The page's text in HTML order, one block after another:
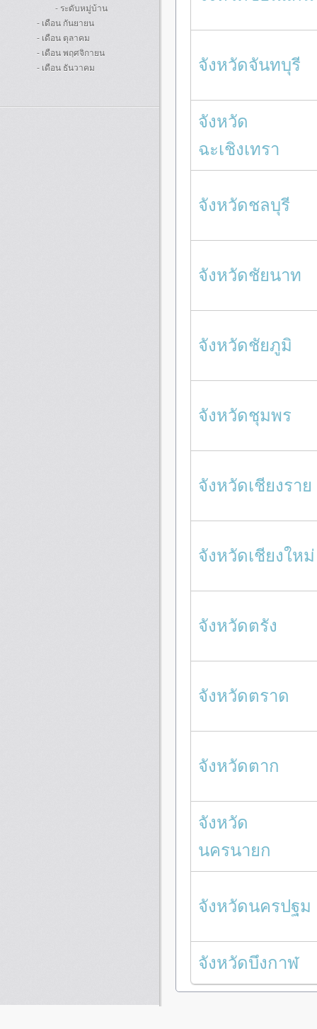
- ระดับหมู่บ้าน
- เดือน กันยายน
- เดือน ตุลาคม
- เดือน พฤศจิกายน
- เดือน ธันวาคม
จังหวัดจันทบุรี
จังหวัด
ฉะเชิงเทรา
จังหวัดชลบุรี
จังหวัดชัยนาท
จังหวัดชัยภูมิ
จังหวัดชุมพร
จังหวัดเชียงราย
จังหวัดเชียงใหม่
จังหวัดตรัง
จังหวัดตราด
จังหวัดตาก
จังหวัด
นครนายก
จังหวัดนครปฐม
จังหวัดบึงกาฬ